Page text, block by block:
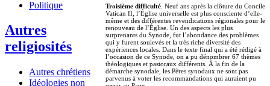
Politique
Autres
religiosités
Autres chrétiens
Idéologies non
Troisième difficulté. Neuf ans après la clôture du Concile
Vatican II, l’Église universelle est plus consciente d’elle-
même et des différentes revendications régionales pour le
renouveau de l’Église. Un des aspects les plus
surprenants du Synode, fut l’abondance des problèmes
qui y furent soulevés et la très riche diversité des
expériences locales. Dans le texte final qui a été rédigé à
l’occasion de ce Synode, on a pu dénombrer 67 thèmes
théologiques et pastoraux différents. À la fin de la
démarche synodale, les Pères synodaux ne sont pas
parvenus à voter les recommandations qui auraient pu